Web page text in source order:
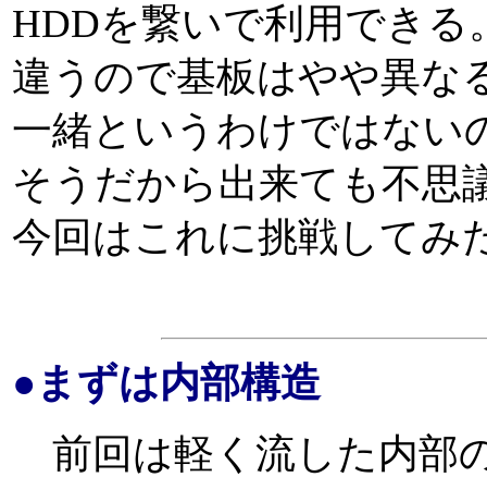
HDDを繋いで利用できる
違うので基板はやや異な
一緒というわけではない
そうだから出来ても不思
今回はこれに挑戦してみ
●まずは内部構造
前回は軽く流した内部